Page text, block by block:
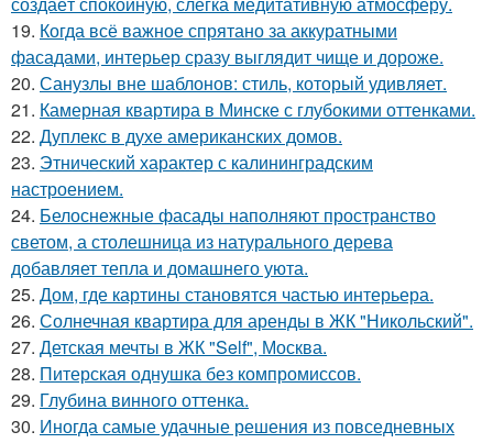
19. Когда всё важное спрятано за аккуратными
фасадами, интерьер сразу выглядит чище и дороже.
20. Санузлы вне шаблонов: стиль, который удивляет.
21. Камерная квартира в Минске с глубокими оттенками.
22. Дуплекс в духе американских домов.
23. Этнический характер с калининградским
настроением.
24. Белоснежные фасады наполняют пространство
светом, а столешница из натурального дерева
добавляет тепла и домашнего уюта.
25. Дом, где картины становятся частью интерьера.
26. Солнечная квартира для аренды в ЖК "Никольский".
27. Детская мечты в ЖК "Self", Москва.
28. Питерская однушка без компромиссов.
29. Глубина винного оттенка.
30. Иногда самые удачные решения из повседневных